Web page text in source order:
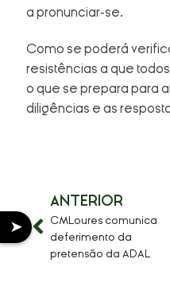
➤
a pronunciar-se.
Como se poderá
resistências a que
o que se prepara para
diligências e as
ANTERIOR
CMLoures comunica
deferimento da
pretensão da ADAL